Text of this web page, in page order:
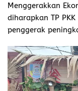
Menggerakkan
diharapkan TP
penggerak